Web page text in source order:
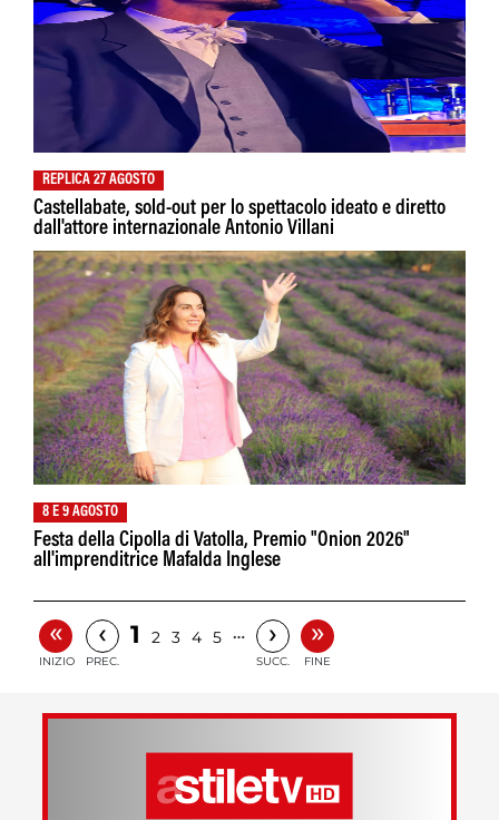
REPLICA 27 AGOSTO
Castellabate, sold-out per lo spettacolo ideato e diretto
dall'attore internazionale Antonio Villani
8 E 9 AGOSTO
Festa della Cipolla di Vatolla, Premio "Onion 2026"
all'imprenditrice Mafalda Inglese
«
INIZIO
‹
PREC.
1 2 3 4 5 … ›
SUCC.
»
FINE